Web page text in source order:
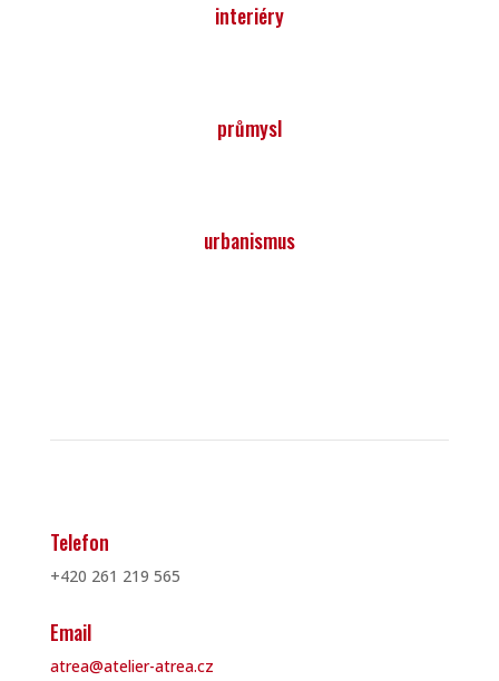
interiéry
průmysl
urbanismus
Telefon
+420 261 219 565
Email
atrea@atelier-atrea.cz